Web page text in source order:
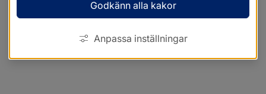
Godkänn alla kakor
Anpassa inställningar